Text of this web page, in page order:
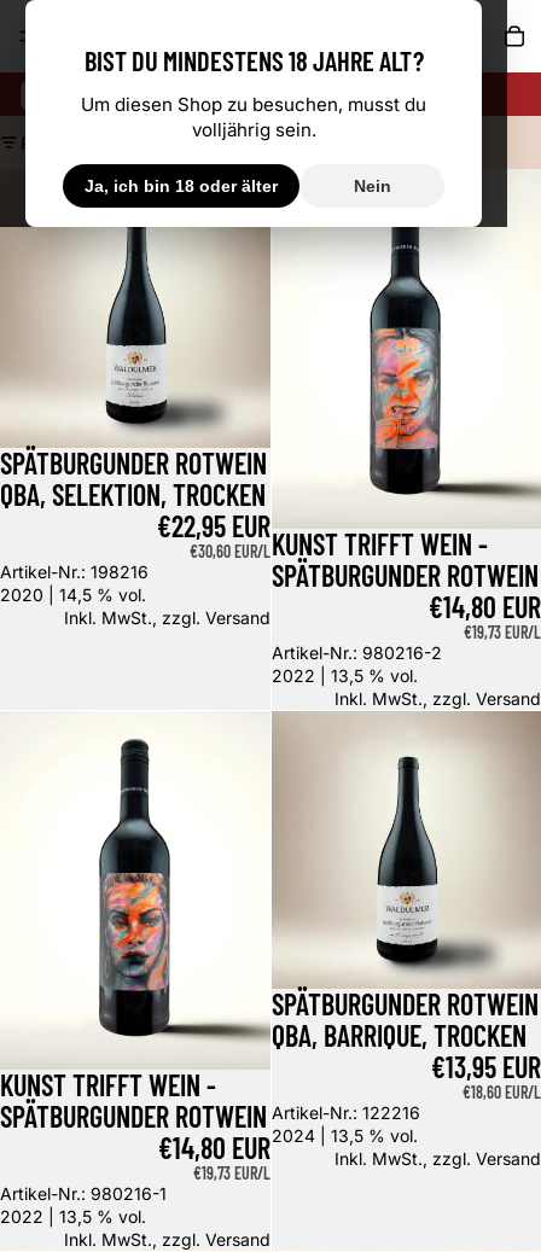
0,75L-FLASCHE
FILTERN
Spätburgunder Rotwein QbA, Selektion, trocken
SPÄTBURGUNDER ROTWEIN
QBA, SELEKTION, TROCKEN
€22,95 EUR
GRUNDPREIS
€30,60 EUR/L
Artikel-Nr.: 198216
2020 | 14,5 % vol.
Inkl. MwSt., zzgl. Versand
Kunst trifft Wein - Spätburgunder
KUNST TRIFFT WEIN -
SPÄTBURGUNDER ROTWEIN
€14,80 EUR
GRUNDPREIS
€19,73 EUR/L
Artikel-Nr.: 980216-2
2022 | 13,5 % vol.
Inkl. MwSt., zzgl. Versand
KUNST TRIFFT WEIN -
SPÄTBURGUNDER ROTWEIN
€14,80 EUR
GRUNDPREIS
€19,73 EUR/L
Artikel-Nr.: 980216-1
2022 | 13,5 % vol.
Inkl. MwSt., zzgl. Versand
SPÄTBURGUNDER ROTWEIN
QBA, BARRIQUE, TROCKEN
€13,95 EUR
GRUNDPREIS
€18,60 EUR/L
Artikel-Nr.: 122216
2024 | 13,5 % vol.
Inkl. MwSt., zzgl. Versand
BIST DU MINDESTENS 18 JAHRE ALT?
Um diesen Shop zu besuchen, musst du
volljährig sein.
Ja, ich bin 18 oder älter Nein